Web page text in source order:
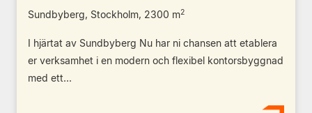
Sundbyberg, Stockholm, 2300 m2
I hjärtat av Sundbyberg Nu har ni chansen att etablera
er verksamhet i en modern och flexibel kontorsbyggnad
med ett...